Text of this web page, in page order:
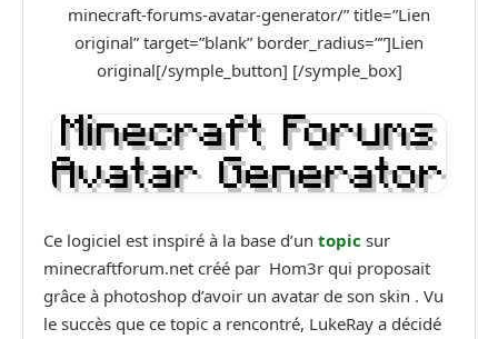
minecraft-forums-avatar-generator/” title=”Lien
original” target=”blank” border_radius=””]Lien
original[/symple_button] [/symple_box]
Ce logiciel est inspiré à la base d’un topic sur
minecraftforum.net créé par Hom3r qui proposait
grâce à photoshop d’avoir un avatar de son skin . Vu
le succès que ce topic a rencontré, LukeRay a décidé